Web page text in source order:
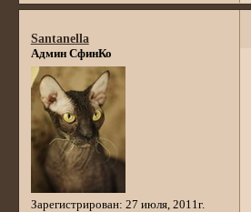
Santanella
Админ СфинКо
Зарегистрирован: 27 июля, 2011г.